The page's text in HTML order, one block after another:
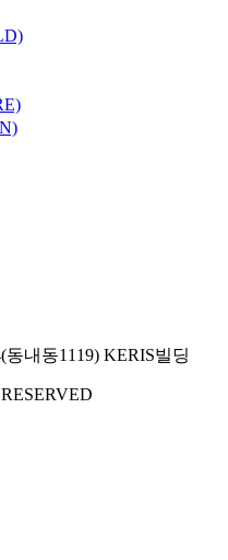
내동1119) KERIS빌딩